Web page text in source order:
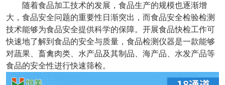
随着食品加工技术的发展，食品生产的规模也逐渐增
大，食品安全问题的重要性日渐突出，而食品安全检验检测
技术能够为食品安全提供科学的保障。开展食品快检工作可
快速地了解到食品的安全与质量， 食品检测仪器是一款能够
对蔬果、畜禽肉类、水产品及其制品、海产品、水发产品等
食品的安全性进行快速筛检。